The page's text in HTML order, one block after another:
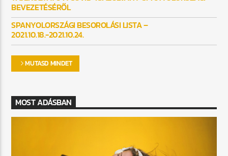
BEVEZETÉSÉRŐL
SPANYOLORSZÁGI BESOROLÁSI LISTA –
2021.10.18.-2021.10.24.
MUTASD MINDET
MOST ADÁSBAN